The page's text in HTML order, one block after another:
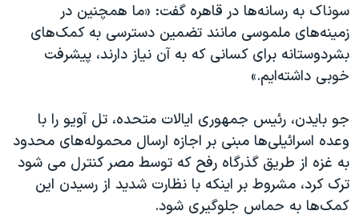
سوناک به رسانه‌ها در قاهره گفت: «ما همچنین در
زمینه‌های ملموسی مانند تضمین دسترسی به کمک‌های
بشردوستانه برای کسانی که به آن نیاز دارند، پیشرفت
خوبی داشته‌ایم.»
جو بایدن، رئیس جمهوری ایالات متحده، تل آویو را با
وعده اسرائیلی‌ها مبنی بر اجازه ارسال محموله‌های محدود
به غزه از طریق گذرگاه رفح که توسط مصر کنترل می شود
ترک کرد، مشروط بر اینکه با نظارت شدید از رسیدن این
کمک‌ها به حماس جلوگیری شود.